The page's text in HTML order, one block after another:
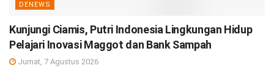
DENEWS
Kunjungi Ciamis, Putri Indonesia Lingkungan Hidup
Pelajari Inovasi Maggot dan Bank Sampah
Jumat, 7 Agustus 2026